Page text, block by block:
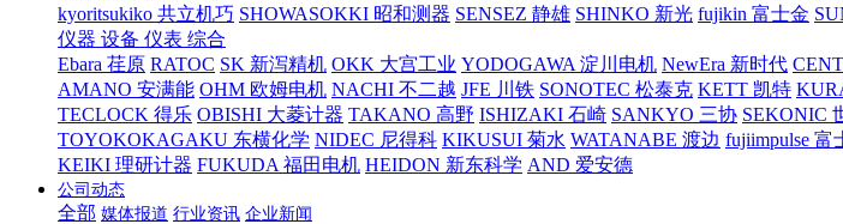
kyoritsukiko 共立机巧 SHOWASOKKI 昭和测器 SENSEZ 静雄 SHINKO 新光 fujikin 富士金
仪器 设备 仪表 综合
Ebara 荏原 RATOC SK 新泻精机 OKK 大宫工业 YODOGAWA 淀川电机 NewEra 新时代
AMANO 安满能 OHM 欧姆电机 NACHI 不二越 JFE 川铁 SONOTEC 松泰克 KETT 凯特
TECLOCK 得乐 OBISHI 大菱计器 TAKANO 高野 ISHIZAKI 石崎 SANKYO 三协 SEKONIC
TOYOKOKAGAKU 东横化学 NIDEC 尼得科 KIKUSUI 菊水 WATANABE 渡边 fujiimpulse 富
KEIKI 理研计器 FUKUDA 福田电机 HEIDON 新东科学 AND 爱安德
公司动态
全部 媒体报道 行业资讯 企业新闻